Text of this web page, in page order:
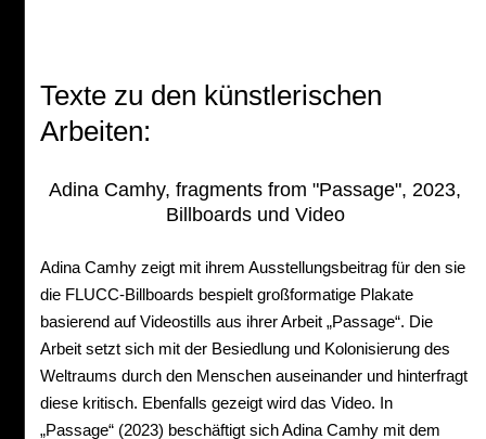
Texte zu den künstlerischen
Arbeiten:
Adina Camhy, fragments from "Passage", 2023,
Billboards und Video
Adina Camhy zeigt mit ihrem Ausstellungsbeitrag für den sie
die FLUCC-Billboards bespielt großformatige Plakate
basierend auf Videostills aus ihrer Arbeit „Passage“. Die
Arbeit setzt sich mit der Besiedlung und Kolonisierung des
Weltraums durch den Menschen auseinander und hinterfragt
diese kritisch. Ebenfalls gezeigt wird das Video. In
„Passage“ (2023) beschäftigt sich Adina Camhy mit dem